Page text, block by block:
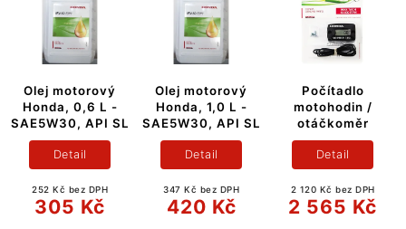
Olej motorový
Honda, 0,6 L -
SAE5W30, API SL
252 Kč bez DPH
305 Kč
Detail
Olej motorový
Honda, 1,0 L -
SAE5W30, API SL
347 Kč bez DPH
420 Kč
Detail
Počítadlo
motohodin /
otáčkoměr
2 120 Kč bez DPH
2 565 Kč
Detail